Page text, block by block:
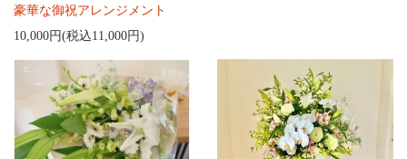
豪華な御祝アレンジメント
10,000円(税込11,000円)